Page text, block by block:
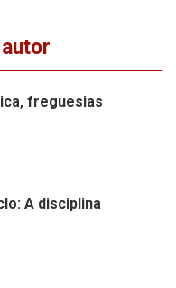
freguesias
A disciplina